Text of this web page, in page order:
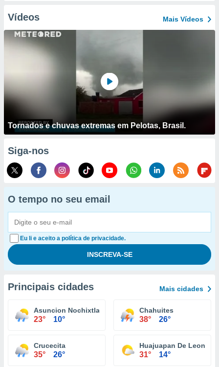
Vídeos Mais Vídeos
Tornados e chuvas extremas em Pelotas, Brasil.
Siga-nos
O tempo no seu email
Eu li e aceito a política de privacidade.
Principais cidades Mais cidades
Asuncion Nochixtlan
23° 10°
Chahuites
38° 26°
Crucecita
35° 26°
Huajuapan De Leon
31° 14°